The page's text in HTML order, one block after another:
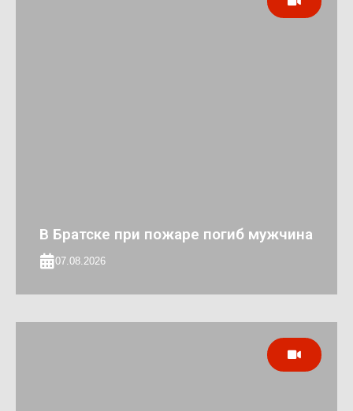
В Братске при пожаре погиб мужчина
07.08.2026